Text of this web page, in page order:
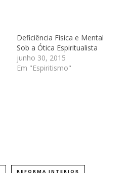
Deficiência Física e Mental
Sob a Ótica Espiritualista
junho 30, 2015
Em "Espiritismo"
REFORMA INTERIOR